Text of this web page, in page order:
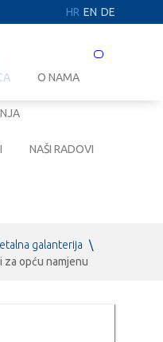
HR EN DE
Prebaci
O NAMA
NAŠI RADOVI
galanterija \
za opću namjenu